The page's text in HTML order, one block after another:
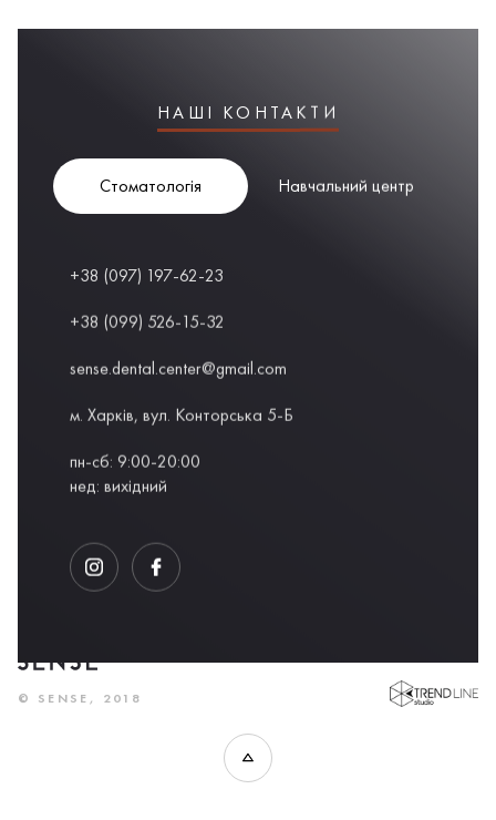
НАШІ КОНТАКТИ
Стоматологія Навчальний центр
+38 (097) 197-62-23
+38 (099) 526-15-32
sense.dental.center@gmail.com
м. Харків, вул. Конторська 5-Б
пн-сб: 9:00-20:00
нед: вихідний
© SENSE, 2018